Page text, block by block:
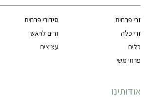
זרי פרחים
סידורי פרחים
זרי כלה
זרים לראש
כלים
עציצים
פרחי משי
אודותינו